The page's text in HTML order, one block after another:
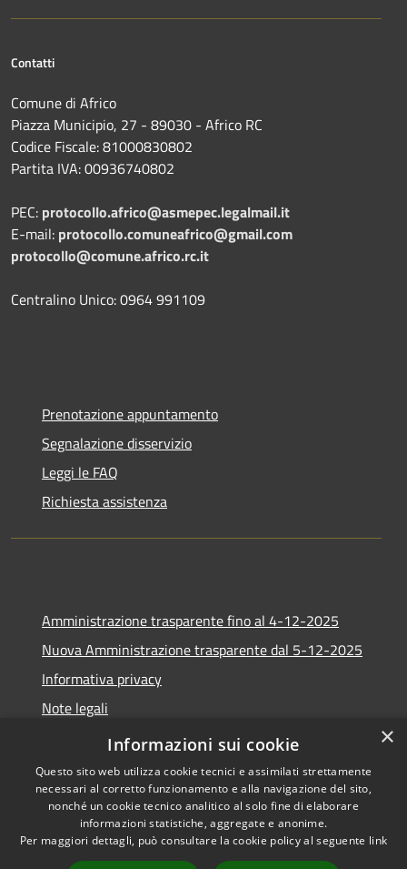
Contatti
Comune di Africo
Piazza Municipio, 27 - 89030 - Africo RC
Codice Fiscale: 81000830802
Partita IVA: 00936740802
PEC: protocollo.africo@asmepec.legalmail.it
E-mail: protocollo.comuneafrico@gmail.com
protocollo@comune.africo.rc.it
Centralino Unico: 0964 991109
Prenotazione appuntamento
Segnalazione disservizio
Leggi le FAQ
Richiesta assistenza
Amministrazione trasparente fino al 4-12-2025
Nuova Amministrazione trasparente dal 5-12-2025
Informativa privacy
Note legali
Dichiarazione di accessibilità
Accessibilità
Copyright © 2026 • Comune di
Africo • Powered by
×
Informazioni sui cookie
Questo sito web utilizza cookie tecnici e assimilati strettamente
necessari al corretto funzionamento e alla navigazione del sito,
nonché un cookie tecnico analitico al solo fine di elaborare
informazioni statistiche, aggregate e anonime.
Per maggiori dettagli, può consultare la cookie policy al seguente link